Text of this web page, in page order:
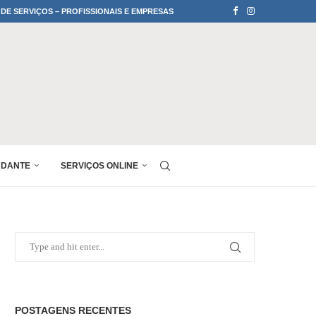
SERVIÇOS – PROFISSIONAIS E EMPRESAS
SERVIÇOS ONLINE
POSTAGENS RECENTES